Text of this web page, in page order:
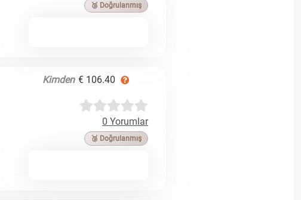
🥉 Doğrulanmış
Kimden € 106.40
0 Yorumlar
🥉 Doğrulanmış